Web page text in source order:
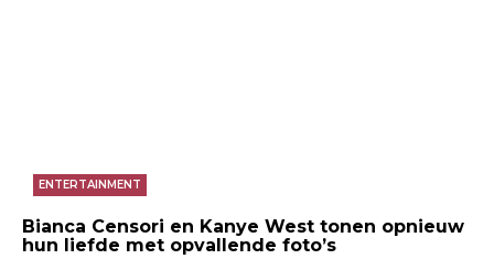
ENTERTAINMENT
Bianca Censori en Kanye West tonen opnieuw
hun liefde met opvallende foto’s